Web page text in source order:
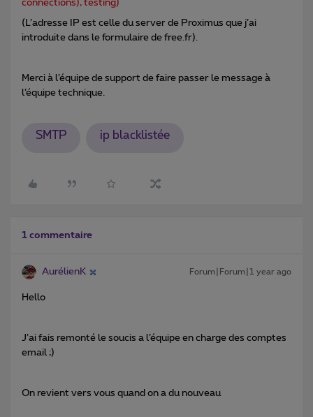
connections), testing)
(L’adresse IP est celle du server de Proximus que j’ai
introduite dans le formulaire de free.fr).
Merci à l’équipe de support de faire passer le message à
l’équipe technique.
SMTP ip blacklistée
1 commentaire
AurélienK Forum|Forum|1 year ago
Hello
J’ai fais remonté le soucis a l’équipe en charge des comptes
email ;)
On revient vers vous quand on a du nouveau